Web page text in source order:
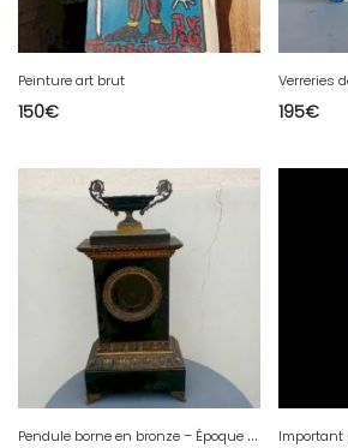
Peinture art brut
150€
195€
P
endule borne en bronze – Époque Restauration / Charles X